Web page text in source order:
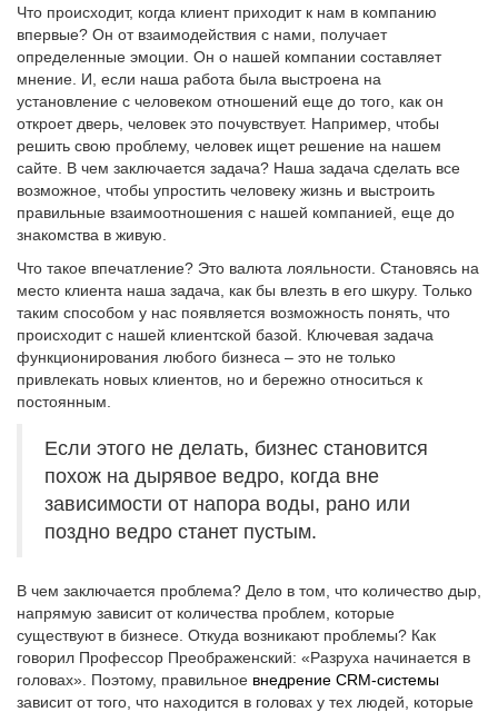
Что происходит, когда клиент приходит к нам в компанию
впервые? Он от взаимодействия с нами, получает
определенные эмоции. Он о нашей компании составляет
мнение. И, если наша работа была выстроена на
установление с человеком отношений еще до того, как он
откроет дверь, человек это почувствует. Например, чтобы
решить свою проблему, человек ищет решение на нашем
сайте. В чем заключается задача? Наша задача сделать все
возможное, чтобы упростить человеку жизнь и выстроить
правильные взаимоотношения с нашей компанией, еще до
знакомства в живую.
Что такое впечатление? Это валюта лояльности. Становясь на
место клиента наша задача, как бы влезть в его шкуру. Только
таким способом у нас появляется возможность понять, что
происходит с нашей клиентской базой. Ключевая задача
функционирования любого бизнеса – это не только
привлекать новых клиентов, но и бережно относиться к
постоянным.
Если этого не делать, бизнес становится
похож на дырявое ведро, когда вне
зависимости от напора воды, рано или
поздно ведро станет пустым.
В чем заключается проблема? Дело в том, что количество дыр,
напрямую зависит от количества проблем, которые
существуют в бизнесе. Откуда возникают проблемы? Как
говорил Профессор Преображенский: «Разруха начинается в
головах». Поэтому, правильное внедрение CRM-системы
зависит от того, что находится в головах у тех людей, которые